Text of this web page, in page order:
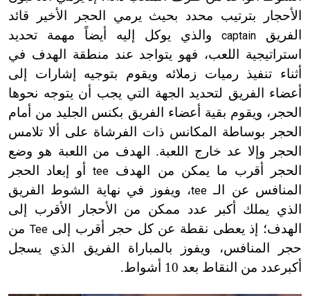
الأحجار بترتيب محدد بحيث يرمي الحجر الأخير قائد
الفريق captain والذي يوكل إليه أيضاً مهمة تحديد
استراتيجية اللعب، فهو يتواجد عند منطقة الهدف في
أثناء تنفيذ رميات زملائه ويقوم بتوجيه إشارات إلى
أعضاء الفريق لتحديد الجهة التي يجب أن يتوجه نحوها
الحجر، ويقوم بقية أعضاء الفريق بكنس الجليد من أمام
الحجر بوساطة المكانس ذات الفرشاة على ألا تلامس
الحجر وإلا عد خارج اللعبة. الهدف من اللعبة هو وضع
الحجر أقرب ما يمكن من الهدف teeأو إبعاد الحجر
المنافس عن الـtee، ويفوز في نهاية الشوط الفريق
الذي يملك أكبر عدد ممكن من الأحجار الأقرب إلى
الهدف؛ إذ يعطى نقطة عن كل حجر أقرب إلىTee من
حجر المنافس، ويفوز بالمباراة الفريق الذي يسجل
أكبرعدد من النقاط بعد 10 أشواط.